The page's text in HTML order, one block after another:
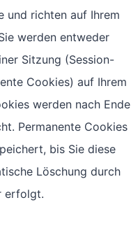
und richten auf Ihrem
werden entweder
Sitzung (Session-
Cookies) auf Ihrem
werden nach Ende
Permanente Cookies
bis Sie diese
Löschung durch
erfolgt.